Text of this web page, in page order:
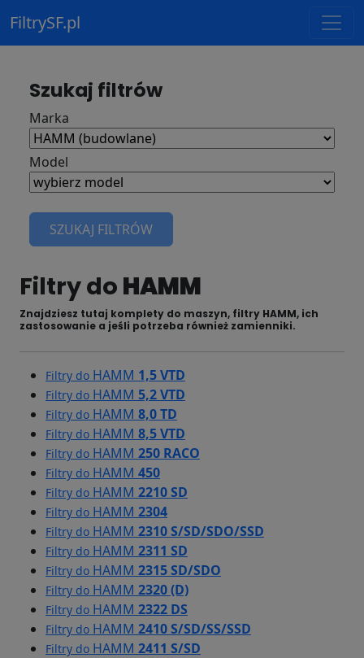
FiltrySF.pl
Szukaj filtrów
Marka
Model
SZUKAJ FILTRÓW
Filtry do HAMM
Znajdziesz tutaj komplety do maszyn, filtry HAMM, ich
zastosowanie a jeśli potrzeba również zamienniki.
Filtry do HAMM 1,5 VTD
Filtry do HAMM 5,2 VTD
Filtry do HAMM 8,0 TD
Filtry do HAMM 8,5 VTD
Filtry do HAMM 250 RACO
Filtry do HAMM 450
Filtry do HAMM 2210 SD
Filtry do HAMM 2304
Filtry do HAMM 2310 S/SD/SDO/SSD
Filtry do HAMM 2311 SD
Filtry do HAMM 2315 SD/SDO
Filtry do HAMM 2320 (D)
Filtry do HAMM 2322 DS
Filtry do HAMM 2410 S/SD/SS/SSD
Filtry do HAMM 2411 S/SD